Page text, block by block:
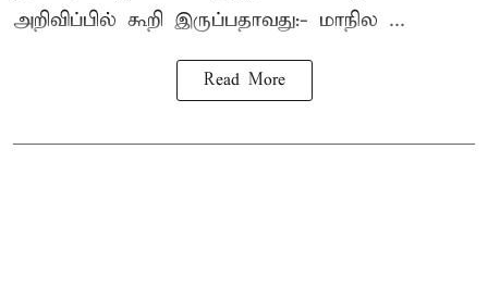
அறிவிப்பில் கூறி இருப்பதாவது:- மாநில ...
Read More